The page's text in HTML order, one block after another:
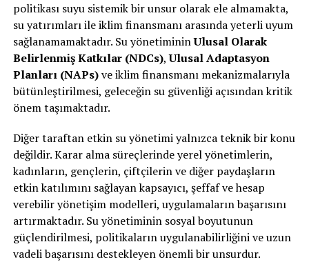
politikası suyu sistemik bir unsur olarak ele almamakta,
su yatırımları ile iklim finansmanı arasında yeterli uyum
sağlanamamaktadır. Su yönetimininUlusal Olarak
Belirlenmiş Katkılar (NDCs),Ulusal Adaptasyon
Planları (NAPs)ve iklim finansmanı mekanizmalarıyla
bütünleştirilmesi, geleceğin su güvenliği açısından kritik
önem taşımaktadır.
Diğer taraftan etkin su yönetimi yalnızca teknik bir konu
değildir. Karar alma süreçlerinde yerel yönetimlerin,
kadınların, gençlerin, çiftçilerin ve diğer paydaşların
etkin katılımını sağlayan kapsayıcı, şeffaf ve hesap
verebilir yönetişim modelleri, uygulamaların başarısını
artırmaktadır. Su yönetiminin sosyal boyutunun
güçlendirilmesi, politikaların uygulanabilirliğini ve uzun
vadeli başarısını destekleyen önemli bir unsurdur.